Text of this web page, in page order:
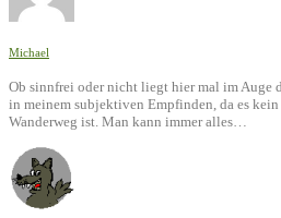
Michael
Ob sinnfrei oder nicht liegt hier mal im Auge
in meinem subjektiven Empfinden, da es
Wanderweg ist. Man kann immer alles…